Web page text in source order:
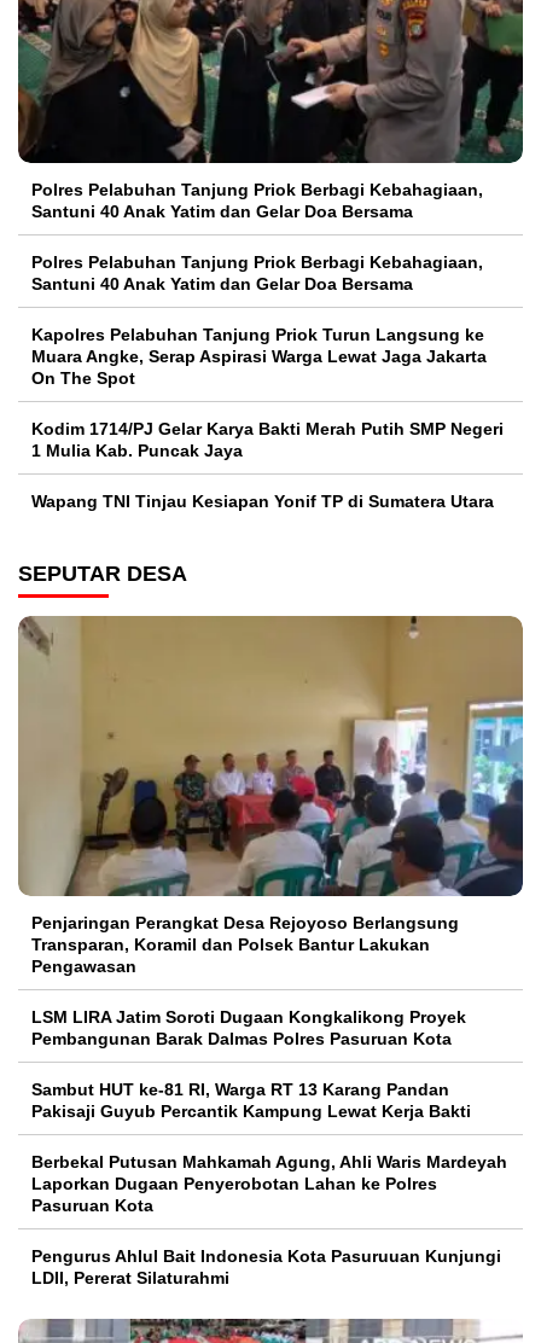
Polres Pelabuhan Tanjung Priok Berbagi Kebahagiaan,
Santuni 40 Anak Yatim dan Gelar Doa Bersama
Polres Pelabuhan Tanjung Priok Berbagi Kebahagiaan,
Santuni 40 Anak Yatim dan Gelar Doa Bersama
Kapolres Pelabuhan Tanjung Priok Turun Langsung ke
Muara Angke, Serap Aspirasi Warga Lewat Jaga Jakarta
On The Spot
Kodim 1714/PJ Gelar Karya Bakti Merah Putih SMP Negeri
1 Mulia Kab. Puncak Jaya
Wapang TNI Tinjau Kesiapan Yonif TP di Sumatera Utara
SEPUTAR DESA
Penjaringan Perangkat Desa Rejoyoso Berlangsung
Transparan, Koramil dan Polsek Bantur Lakukan
Pengawasan
LSM LIRA Jatim Soroti Dugaan Kongkalikong Proyek
Pembangunan Barak Dalmas Polres Pasuruan Kota
Sambut HUT ke-81 RI, Warga RT 13 Karang Pandan
Pakisaji Guyub Percantik Kampung Lewat Kerja Bakti
Berbekal Putusan Mahkamah Agung, Ahli Waris Mardeyah
Laporkan Dugaan Penyerobotan Lahan ke Polres
Pasuruan Kota
Pengurus Ahlul Bait Indonesia Kota Pasuruuan Kunjungi
LDII, Pererat Silaturahmi